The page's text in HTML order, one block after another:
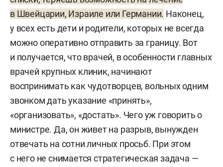
в Швейцарии, Израиле или Германии. Наконец,
у всех есть дети и родители, которых не всегда
можно оперативно отправить за границу. Вот
и получается, что врачей, в особенности главных
врачей крупных клиник, начинают
воспринимать как чудотворцев, вольных одним
звонком дать указание «принять»,
«организовать», «достать». Чего уж говорить о
министре. Да, он живет на разрыв, вынужден
отвечать на сотни личных просьб. При этом
с него не снимается стратегическая задача —